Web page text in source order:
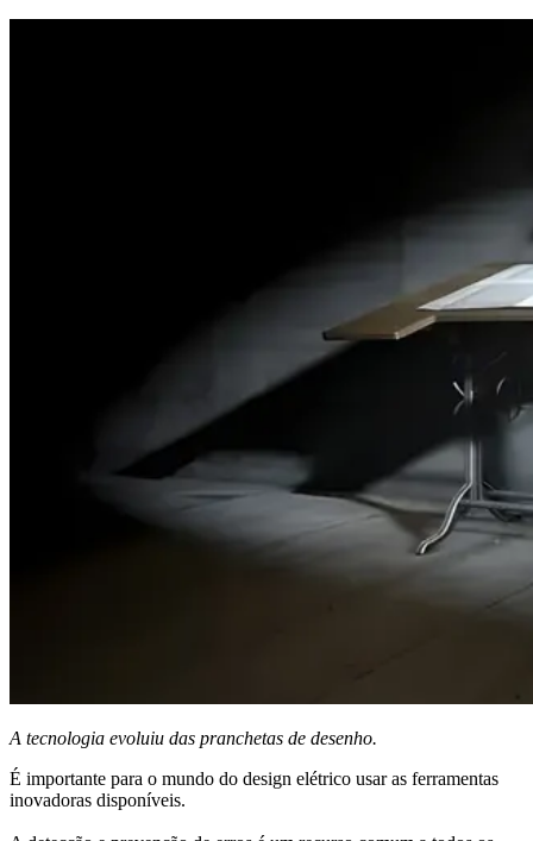
A tecnologia evoluiu das pranchetas de desenho.
É importante para o mundo do design elétrico usar as ferramentas
inovadoras disponíveis.